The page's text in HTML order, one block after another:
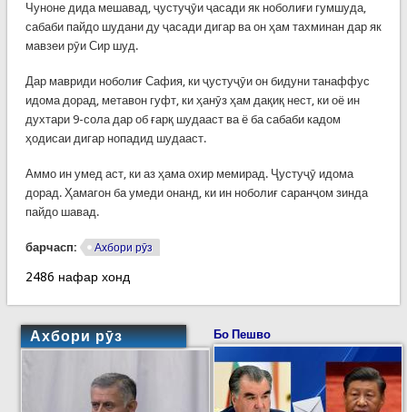
Чуноне дида мешавад, ҷустуҷӯи ҷасади як ноболиғи гумшуда,
сабаби пайдо шудани ду ҷасади дигар ва он ҳам тахминан дар як
мавзеи рӯи Сир шуд.
Дар мавриди ноболиғ Сафия, ки ҷустуҷӯи он бидуни танаффус
идома дорад, метавон гуфт, ки ҳанӯз ҳам дақиқ нест, ки оё ин
духтари 9-сола дар об ғарқ шудааст ва ё ба сабаби кадом
ҳодисаи дигар нопадид шудааст.
Аммо ин умед аст, ки аз ҳама охир мемирад. Ҷустуҷӯ идома
дорад. Ҳамагон ба умеди онанд, ки ин ноболиғ саранҷом зинда
пайдо шавад.
барчасп: Ахбори рӯз
2486 нафар хонд
Ахбори рӯз Бо Пешво